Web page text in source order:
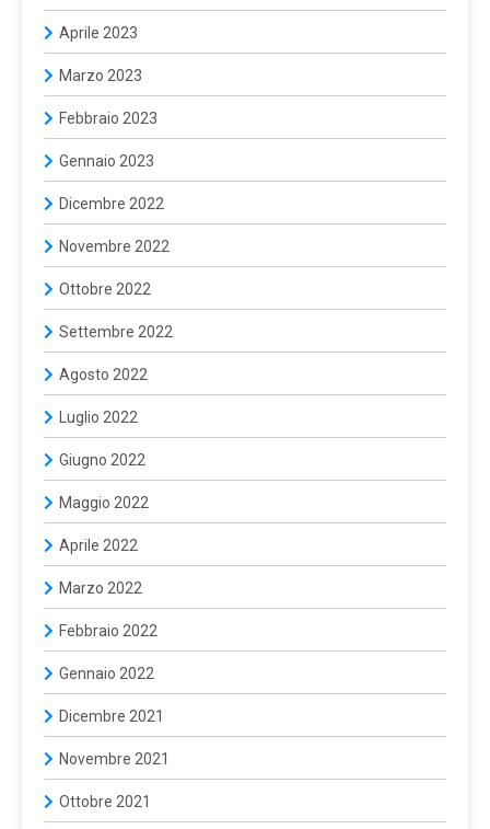
Aprile 2023
Marzo 2023
Febbraio 2023
Gennaio 2023
Dicembre 2022
Novembre 2022
Ottobre 2022
Settembre 2022
Agosto 2022
Luglio 2022
Giugno 2022
Maggio 2022
Aprile 2022
Marzo 2022
Febbraio 2022
Gennaio 2022
Dicembre 2021
Novembre 2021
Ottobre 2021